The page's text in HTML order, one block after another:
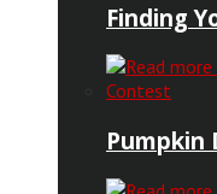
Finding
Pumpkin